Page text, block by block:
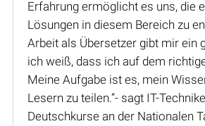
Erfahrung ermöglicht es uns, die
Lösungen in diesem Bereich zu
Arbeit als Übersetzer gibt mir ein
ich weiß, dass ich auf dem
Meine Aufgabe ist es, mein
Lesern zu teilen.“- sagt IT-
Deutschkurse an der Nationalen